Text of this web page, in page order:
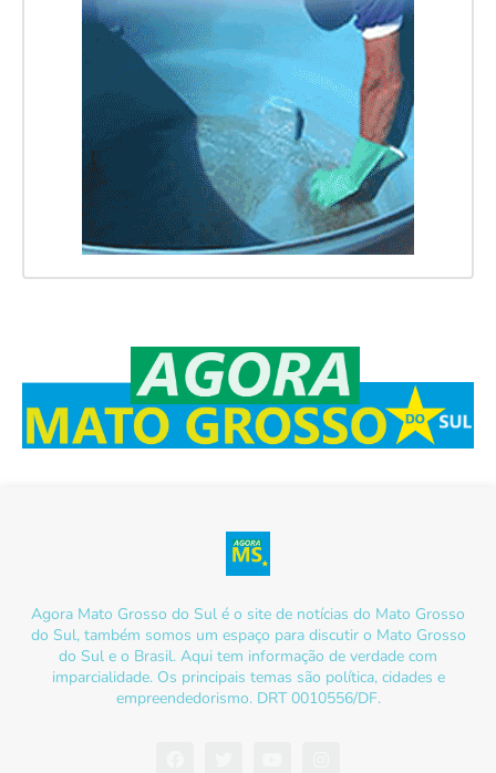
Agora Mato Grosso do Sul é o site de notícias do Mato Grosso
do Sul, também somos um espaço para discutir o Mato Grosso
do Sul e o Brasil. Aqui tem informação de verdade com
imparcialidade. Os principais temas são política, cidades e
empreendedorismo. DRT 0010556/DF.